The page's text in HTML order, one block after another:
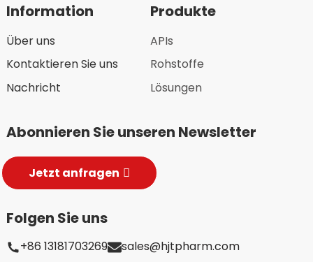
Information
Über uns
Kontaktieren Sie uns
Nachricht
Produkte
APIs
Rohstoffe
Lösungen
Abonnieren Sie unseren Newsletter
Jetzt anfragen
Folgen Sie uns
+86 13181703269 sales@hjtpharm.com